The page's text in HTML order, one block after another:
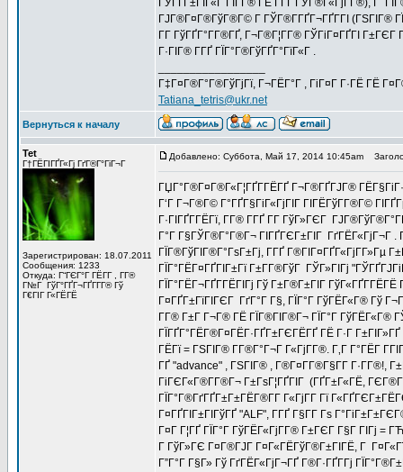
ГЎГҐГ±ГЇГ«Г ГІГ­Г® ГЁ Г­ГҐ ГЎГ®Г«ГјГ­Г®), Г
ГЈГ®Г¤Г®ГўГ®Г© Г ГЎГ®Г­ГҐГ¬ГҐГ­ГІ (ГЅГІГ®
Г­Г ГўГҐГ°Г­Г®ГҐ, Г¬Г®Г¦Г­Г® ГЎГіГ¤ГҐГІ Г±ГЄГ
Г·ГІГ® Г­ГҐ ГЇГ°Г®ГўГҐГ°ГїГ«Г .
Г‡Г¤Г®Г°Г®ГўГјГї, Г¬ГЁГ°Г , ГіГ¤Г Г·ГЁ ГЁ
Tatiana_tetris@ukr.net
Вернуться к началу
Tet
Г†ГЁГІГҐГ«Гј ГґГ®Г°ГіГ¬Г
Зарегистрирован: 18.07.2011
Сообщения: 1233
Откуда: Г“ГЄГ°Г ГЁГ­Г , Г­Г®
Г№Г ГўГ°ГҐГ¬ГҐГ­Г­Г® Гў
Г€ГІГ Г«ГЁГЁ
Добавлено: Суббота, Май 17, 2014 10:45am
ГЏГ°Г®Г¤Г®Г«Г¦ГҐГ­ГЁГҐ Г¬Г®ГҐГЈГ®
Г‘Г Г¬Г®Г© Г°ГҐГ§ГіГ«ГјГІГ ГІГЁГўГ­Г®Г©
Г·ГІГҐГ­ГЁГї, Г­Г® Г­ГҐ Г­Г ГўГ»ГЄГ
Г°Г Г§ГЎГ®Г°Г®Г¬ ГІГҐГЄГ±ГІГ ГґГЁГ«ГјГ¬Г .
ГЇГ®ГўГІГ®Г°ГѕГ±Гј, Г­ГҐ
ГЇГ°ГЁГ¤ГҐГІГ±Гї Г±Г­Г®ГўГ ГЎГ»ГІГј
ГЇГ°ГЁГ¬ГҐГ­ГЁГІГј Гў Г±Г®Г±ГІГ ГўГ«ГҐГ­ГЁГЁ
Г¤ГҐГ±ГїГІГЄГ ГґГ°Г Г§, ГЇГ°Г ГўГЁГ«Г® Гў
Г­Г® Г±Г Г¬Г® ГЁ ГЇГ®ГІГ®Г¬ ГЇГ°Г ГўГЁГ«Г®
ГЇГҐГ°ГЁГ®Г¤ГЁГ·ГҐГ±ГЄГЁГҐ ГЁ Г·Г
ГЁГї = ГЅГІГ® Г­Г®Г°Г¬Г Г«ГјГ­Г®. Г‚Г Г°ГЁГ
ГҐ "advance" , ГЅГІГ® , Г®Г¤Г­Г®Г§Г­Г Г·Г­Г®!,
ГіГЄГ«Г®Г­Г®Г¬ Г±ГѕГ¦ГҐГІГ (ГҐГ±Г«ГЁ,
ГЇГ°Г®ГґГҐГ±Г±ГЁГ®Г­Г Г«ГјГ­Г Гї
Г¤ГҐГІГ±ГІГўГҐ "ALF", Г­ГҐ Г§Г­Г Гѕ
Г¤Г Г¦ГҐ ГЇГ°Г ГўГЁГ«ГјГ­Г® Г±ГЄГ Г§Г ГІГј
Г ГўГ»ГЄ Г¤Г®ГЈГ Г¤Г«ГЁГўГ®Г±ГІГЁ, Г
Г”Г°Г Г§Г» Гў ГґГЁГ«ГјГ¬ГҐ Г®Г·ГҐГ­Гј